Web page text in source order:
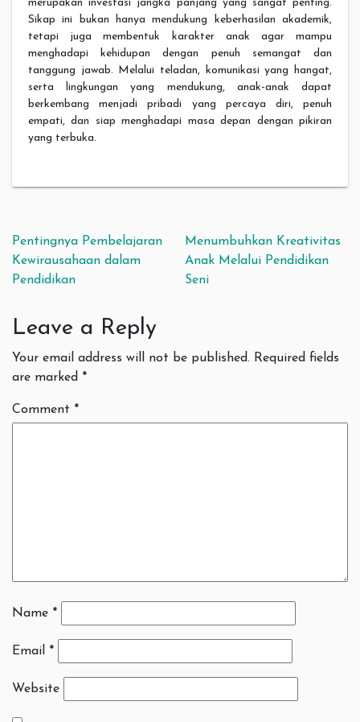
merupakan investasi jangka panjang yang sangat penting.
Sikap ini bukan hanya mendukung keberhasilan akademik,
tetapi juga membentuk karakter anak agar mampu
menghadapi kehidupan dengan penuh semangat dan
tanggung jawab. Melalui teladan, komunikasi yang hangat,
serta lingkungan yang mendukung, anak-anak dapat
berkembang menjadi pribadi yang percaya diri, penuh
empati, dan siap menghadapi masa depan dengan pikiran
yang terbuka.
Post navigation
Pentingnya Pembelajaran
Kewirausahaan dalam
Pendidikan
Menumbuhkan Kreativitas
Anak Melalui Pendidikan
Seni
Leave a Reply
Your email address will not be published. Required fields
are marked *
Comment *
Name *
Email *
Website